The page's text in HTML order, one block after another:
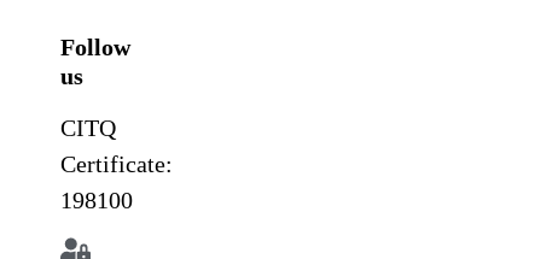
Follow
us
CITQ
Certificate:
198100